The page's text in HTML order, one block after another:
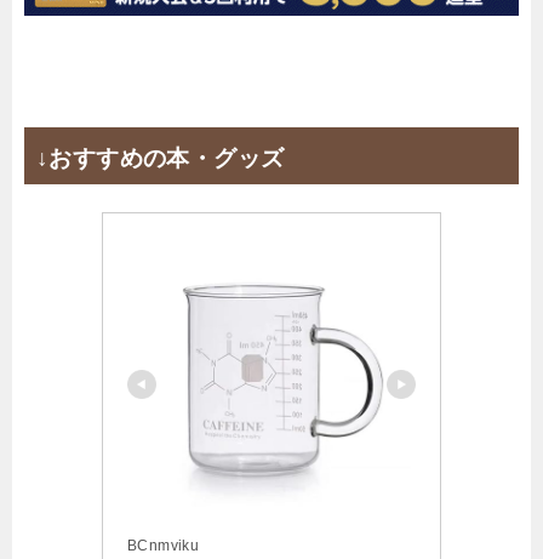
↓おすすめの本・グッズ
BCnmviku